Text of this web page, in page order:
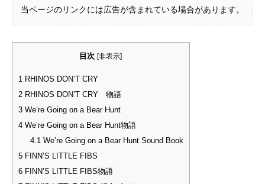
当ページのリンクには広告が含まれている場合があります。
目次 [非表示]
1 RHINOS DON’T CRY
2 RHINOS DON’T CRY 物語
3 We’re Going on a Bear Hunt
4 We’re Going on a Bear Hunt物語
4.1We’re Going on a Bear Hunt Sound Book
5 FINN’S LITTLE FIBS
6 FINN’S LITTLE FIBS物語